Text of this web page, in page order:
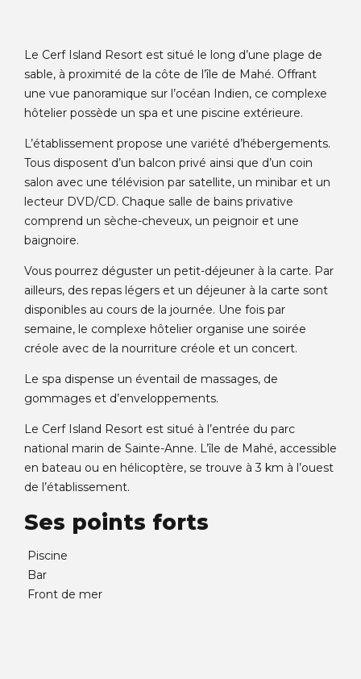
Le Cerf Island Resort est situé le long d’une plage de
sable, à proximité de la côte de l’île de Mahé. Offrant
une vue panoramique sur l’océan Indien, ce complexe
hôtelier possède un spa et une piscine extérieure.
L’établissement propose une variété d’hébergements.
Tous disposent d’un balcon privé ainsi que d’un coin
salon avec une télévision par satellite, un minibar et un
lecteur DVD/CD. Chaque salle de bains privative
comprend un sèche-cheveux, un peignoir et une
baignoire.
Vous pourrez déguster un petit-déjeuner à la carte. Par
ailleurs, des repas légers et un déjeuner à la carte sont
disponibles au cours de la journée. Une fois par
semaine, le complexe hôtelier organise une soirée
créole avec de la nourriture créole et un concert.
Le spa dispense un éventail de massages, de
gommages et d’enveloppements.
Le Cerf Island Resort est situé à l’entrée du parc
national marin de Sainte-Anne. L’île de Mahé, accessible
en bateau ou en hélicoptère, se trouve à 3 km à l’ouest
de l’établissement.
Ses points forts
Piscine
Bar
Front de mer